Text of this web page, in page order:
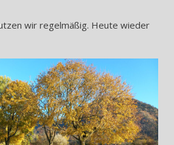
wir regelmäßig. Heute wieder